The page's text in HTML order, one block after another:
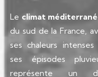
Le climat
du sud de la France,
ses chaleurs
ses épisodes
représente un